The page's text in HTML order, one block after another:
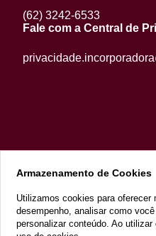
(62) 3242-6533
Fale com a Central de
2022 Copyright - Razão Social:
LTDA. CNPJ 13.070.562/
Armazenamento de Cookies
Utilizamos cookies para oferecer
desempenho, analisar como
personalizar conteúdo. Ao